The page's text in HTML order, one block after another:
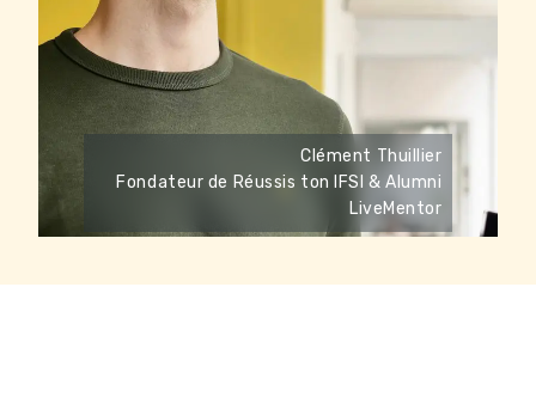
Clément Thuillier
Fondateur de Réussis ton IFSI & Alumni
LiveMentor